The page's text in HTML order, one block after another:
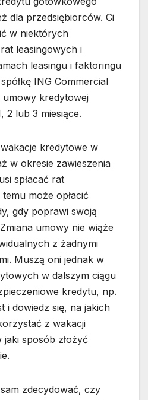
dla przedsiębiorców. Ci
w niektórych
leasingowych i
leasingu i faktoringu
ING Commercial
umowy kredytowej
2 lub 3 miesiące.
kredytowe w
w okresie zawieszenia
spłacać rat
może opłacić
gdy poprawi swoją
umowy nie wiąże
z żadnymi
Muszą oni jednak w
w dalszym ciągu
kredytu, np.
i dowiedz się, na jakich
z wakacji
sposób złożyć
zdecydować, czy